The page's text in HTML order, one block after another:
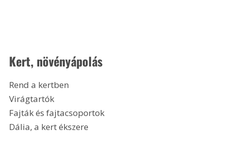
Kert, növényápolás
Rend a kertben
Virágtartók
Fajták és fajtacsoportok
Dália, a kert ékszere